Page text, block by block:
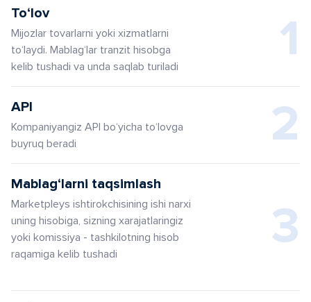
1
To‘lov
Mijozlar tovarlarni yoki xizmatlarni
to‘laydi. Mablag‘lar tranzit hisobga
kelib tushadi va unda saqlab turiladi
2
API
Kompaniyangiz API bo‘yicha to‘lovga
buyruq beradi
3
Mablag‘larni taqsimlash
Marketpleys ishtirokchisining ishi narxi
uning hisobiga, sizning xarajatlaringiz
yoki komissiya - tashkilotning hisob
raqamiga kelib tushadi